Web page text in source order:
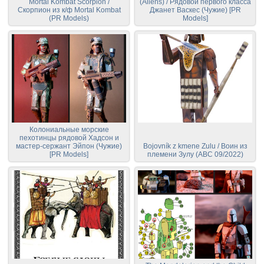
Mortal Kombat Scorpion /
Скорпион из к/ф Mortal Kombat
(PR Models)
(Aliens) / Рядовой первого класса
Джанет Васкес (Чужие) [PR
Models]
Колониальные морские
пехотинцы рядовой Хадсон и
мастер-сержант Эйпон (Чужие)
[PR Models]
Bojovník z kmene Zulu / Воин из
племени Зулу (ABC 09/2022)